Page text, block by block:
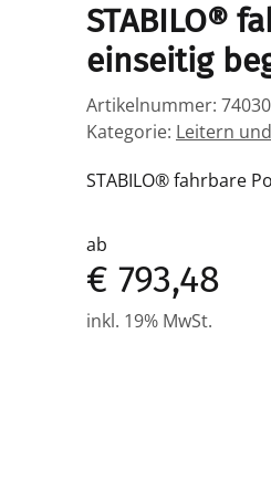
STABILO®
einseitig
Artikelnummer:
Kategorie: Leitern
STABILO® fahrbare
ab
€ 793,48
inkl. 19% MwSt.